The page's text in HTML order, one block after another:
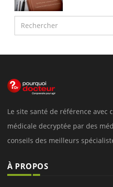
Le site santé de référence
médicale decryptée par des
conseils des meilleurs
À PROPOS